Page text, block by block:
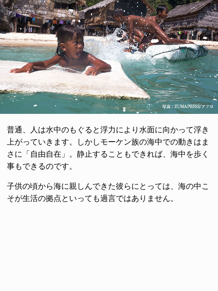
普通、人は水中のもぐると浮力により水面に向かって浮き
上がっていきます。しかしモーケン族の海中での動きはま
さに「自由自在」。静止することもできれば、海中を歩く
事もできるのです。
子供の頃から海に親しんできた彼らにとっては、海の中こ
そが生活の拠点といっても過言ではありません。